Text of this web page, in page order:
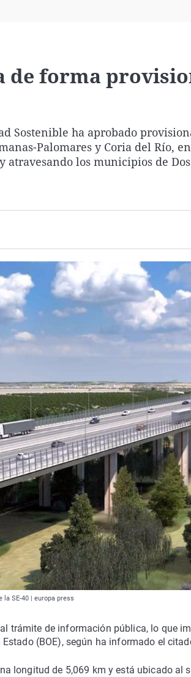
de forma
Sostenible ha aprobado
Palomares y Coria del Río,
los municipios de
SE-40 | europa press
trámite de información pública, lo que
(BOE), según ha informado el
longitud de 5,069 km y está ubicado al